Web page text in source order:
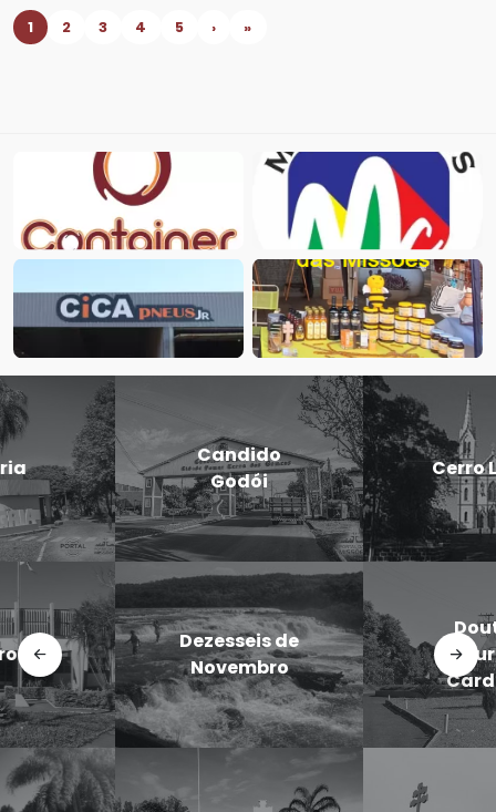
1 2 3 4 5 › »
Candido
Godói
Cerro Largo
Dezesseis de
Novembro
Doutor
Maurício
Cardoso